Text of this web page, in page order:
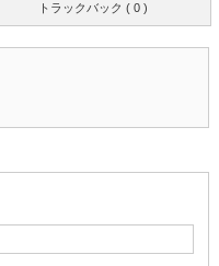
トラックバック ( 0 )